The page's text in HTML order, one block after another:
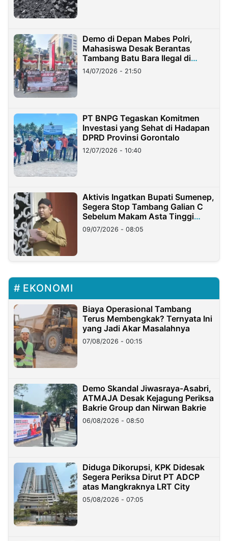
Demo di Depan Mabes Polri,
Mahasiswa Desak Berantas
Tambang Batu Bara Ilegal di
Lampung
14/07/2026 - 21:50
PT BNPG Tegaskan Komitmen
Investasi yang Sehat di Hadapan
DPRD Provinsi Gorontalo
12/07/2026 - 10:40
Aktivis Ingatkan Bupati Sumenep,
Segera Stop Tambang Galian C
Sebelum Makam Asta Tinggi
Longsor
09/07/2026 - 08:05
EKONOMI
Biaya Operasional Tambang
Terus Membengkak? Ternyata Ini
yang Jadi Akar Masalahnya
07/08/2026 - 00:15
Demo Skandal Jiwasraya-Asabri,
ATMAJA Desak Kejagung Periksa
Bakrie Group dan Nirwan Bakrie
06/08/2026 - 08:50
Diduga Dikorupsi, KPK Didesak
Segera Periksa Dirut PT ADCP
atas Mangkraknya LRT City
05/08/2026 - 07:05